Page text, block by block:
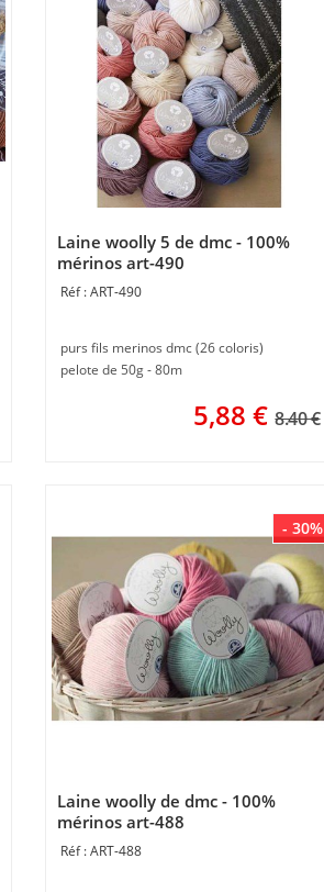
Laine woolly 5 de dmc - 100%
mérinos art-490
ART-490
purs fils merinos dmc (26 coloris)
pelote de 50g - 80m
5,88 € 8.40 €
- 30%
Laine woolly de dmc - 100%
mérinos art-488
ART-488